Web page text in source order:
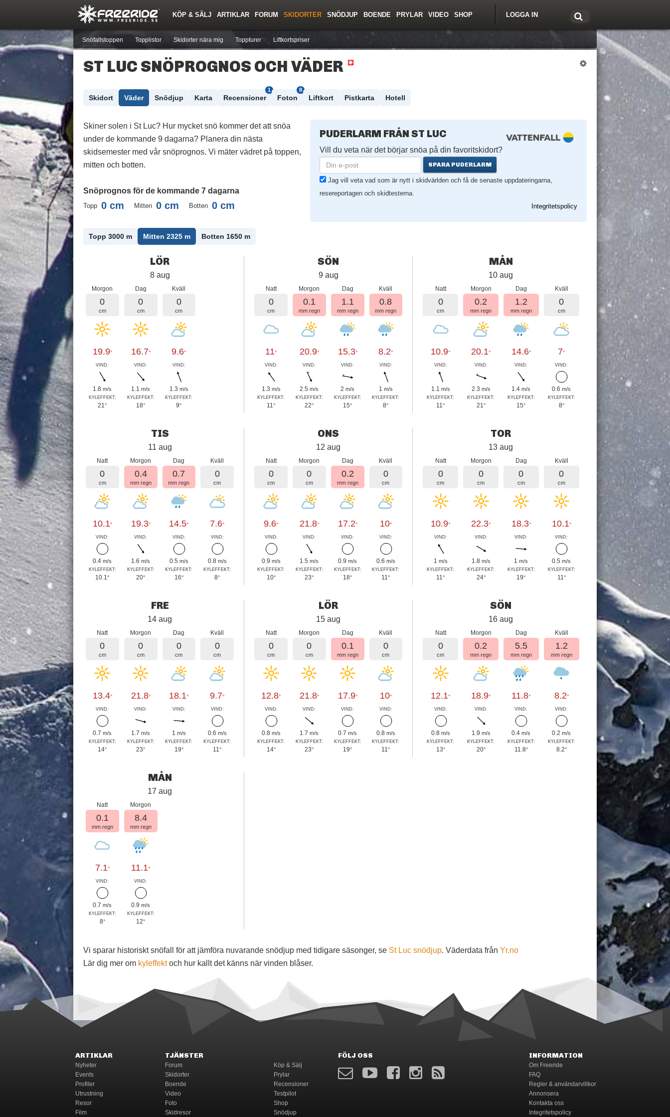
LOGGA IN
KÖP & SÄLJ ARTIKLAR
Nyheter Quiz Events
FORUM
Nya inlägg Forumlista
SKIDORTER
Snöfallstoppen Topplistor Skidorter nära mig Toppturer Liftkortspriser
SNÖDJUP BOENDE PRYLAR
Skidor Pjäxor
VIDEO
Årets Krasch
SHOP
ST LUC SNÖPROGNOS OCH VÄDER
Skidort Väder Snödjup Karta Recensioner
1
Foton
8
Liftkort Pistkarta Hotell
PUDERLARM FRÅN ST LUC
Vill du veta när det börjar snöa på din favoritskidort?
SPARA PUDERLARM
Jag vill veta vad som är nytt i skidvärlden och få de senaste uppdateringarna,
resereportagen och skidtesterna.
Integritetspolicy
Skiner solen i St Luc? Hur mycket snö kommer det att snöa
under de kommande 9 dagarna? Planera din nästa
skidsemester med vår snöprognos. Vi mäter vädret på toppen,
mitten och botten.
Snöprognos för de kommande 7 dagarna
Topp 0 cm Mitten 0 cm Botten 0 cm
Topp 3000 m Mitten 2325 m Botten 1650 m
LÖR
8 aug
Morgon
0
cm
19.9°
VIND:
1.8m/s
KYLEFFEKT:
21°
Dag
0
cm
16.7°
VIND:
1.1m/s
KYLEFFEKT:
18°
Kväll
0
cm
9.6°
VIND:
1.3 m/s
KYLEFFEKT:
9°
SÖN
9 aug
Natt
0
cm
11°
VIND:
1.3 m/s
KYLEFFEKT:
11°
Morgon
0.1
mm regn
20.9°
VIND:
2.5m/s
KYLEFFEKT:
22°
Dag
1.1
mm regn
15.3°
VIND:
2m/s
KYLEFFEKT:
15°
Kväll
0.8
mm regn
8.2°
VIND:
1 m/s
KYLEFFEKT:
8°
MÅN
10 aug
Natt
0
cm
10.9°
VIND:
1.1 m/s
KYLEFFEKT:
11°
Morgon
0.2
mm regn
20.1°
VIND:
2.3 m/s
KYLEFFEKT:
21°
Dag
1.2
mm regn
14.6°
VIND:
1.4m/s
KYLEFFEKT:
15°
Kväll
0
cm
7°
VIND:
0.6m/s
KYLEFFEKT:
8°
TIS
11 aug
Natt
0
cm
10.1°
VIND:
0.4m/s
KYLEFFEKT:
10.1°
Morgon
0.4
mm regn
19.3°
VIND:
1.6m/s
KYLEFFEKT:
20°
Dag
0.7
mm regn
14.5°
VIND:
0.5 m/s
KYLEFFEKT:
16°
Kväll
0
cm
7.6°
VIND:
0.8 m/s
KYLEFFEKT:
8°
ONS
12 aug
Natt
0
cm
9.6°
VIND:
0.9 m/s
KYLEFFEKT:
10°
Morgon
0
cm
21.8°
VIND:
1.5m/s
KYLEFFEKT:
23°
Dag
0.2
mm regn
17.2°
VIND:
0.9m/s
KYLEFFEKT:
18°
Kväll
0
cm
10°
VIND:
0.6 m/s
KYLEFFEKT:
11°
TOR
13 aug
Natt
0
cm
10.9°
VIND:
1 m/s
KYLEFFEKT:
11°
Morgon
0
cm
22.3°
VIND:
1.8 m/s
KYLEFFEKT:
24°
Dag
0
cm
18.3°
VIND:
1m/s
KYLEFFEKT:
19°
Kväll
0
cm
10.1°
VIND:
0.5m/s
KYLEFFEKT:
11°
FRE
14 aug
Natt
0
cm
13.4°
VIND:
0.7m/s
KYLEFFEKT:
14°
Morgon
0
cm
21.8°
VIND:
1.7m/s
KYLEFFEKT:
23°
Dag
0
cm
18.1°
VIND:
1 m/s
KYLEFFEKT:
19°
Kväll
0
cm
9.7°
VIND:
0.6 m/s
KYLEFFEKT:
11°
LÖR
15 aug
Natt
0
cm
12.8°
VIND:
0.8 m/s
KYLEFFEKT:
14°
Morgon
0
cm
21.8°
VIND:
1.7m/s
KYLEFFEKT:
23°
Dag
0.1
mm regn
17.9°
VIND:
0.7m/s
KYLEFFEKT:
19°
Kväll
0
cm
10°
VIND:
0.8 m/s
KYLEFFEKT:
11°
SÖN
16 aug
Natt
0
cm
12.1°
VIND:
0.8 m/s
KYLEFFEKT:
13°
Morgon
0.2
mm regn
18.9°
VIND:
1.9 m/s
KYLEFFEKT:
20°
Dag
5.5
mm regn
11.8°
VIND:
0.4m/s
KYLEFFEKT:
11.8°
Kväll
1.2
mm regn
8.2°
VIND:
0.2m/s
KYLEFFEKT:
8.2°
MÅN
17 aug
Natt
0.1
mm regn
7.1°
VIND:
0.7m/s
KYLEFFEKT:
8°
Morgon
8.4
mm regn
11.1°
VIND:
0.9m/s
KYLEFFEKT:
12°
Vi sparar historiskt snöfall för att jämföra nuvarande snödjup med tidigare säsonger, se St Luc snödjup. Väderdata från Yr.no
Lär dig mer om kyleffektoch hur kallt det känns när vinden blåser.
ARTIKLAR
Nyheter
Events
Profiler
Utrustning
Resor
Film
TJÄNSTER
Forum
Skidorter
Boende
Video
Foto
Skidresor
Köp & Sälj
Prylar
Recensioner
Testpilot
Shop
Snödjup
FÖLJ OSS INFORMATION
Om Freeride
FAQ
Regler & användarvillkor
Annonsera
Kontakta oss
Integritetspolicy